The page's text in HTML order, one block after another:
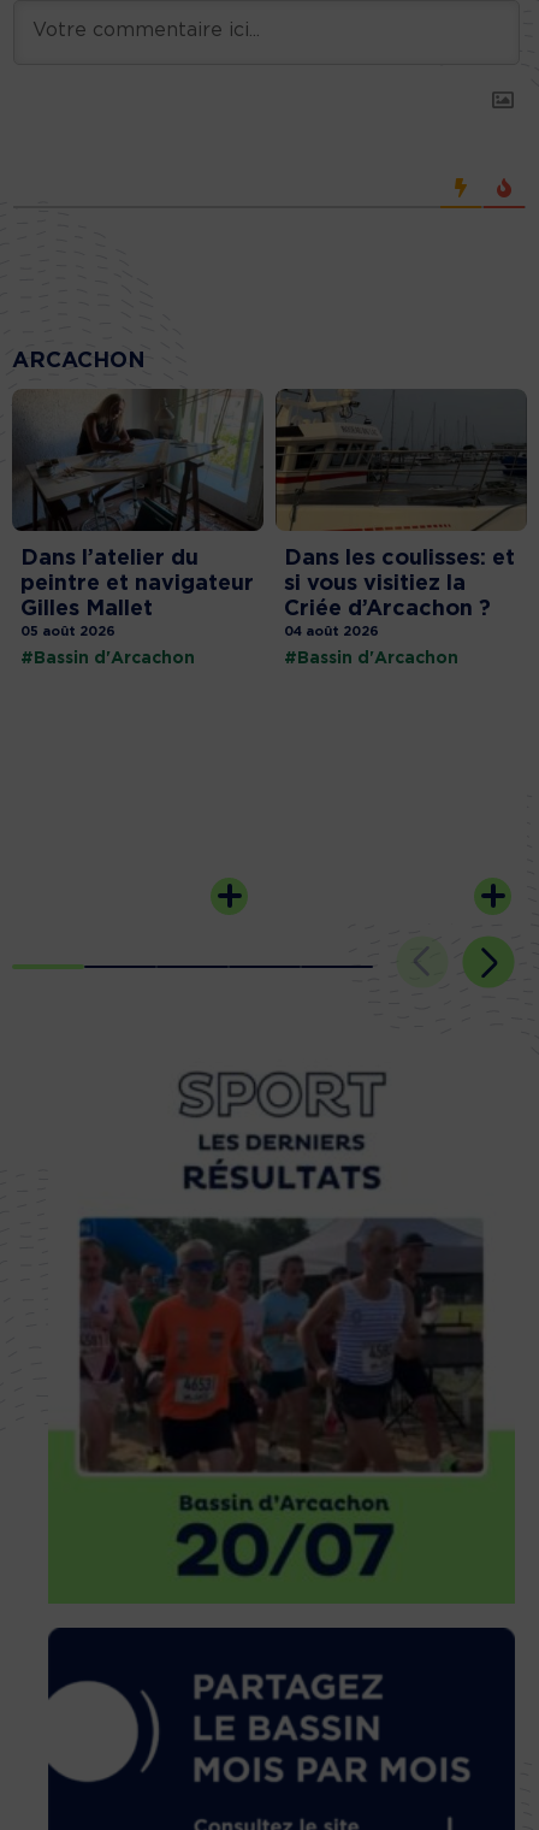
ARCACHON
Dans l’atelier du
peintre et navigateur
Gilles Mallet
05 août 2026
#Bassin d'Arcachon
Dans les coulisses: et
si vous visitiez la
Criée d’Arcachon ?
04 août 2026
#Bassin d'Arcachon